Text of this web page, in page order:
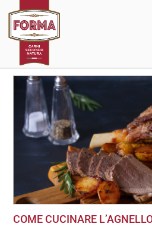
COME CUCINARE